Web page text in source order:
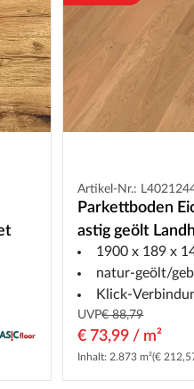
Artikel-Nr.:
Parkettboden
astig geölt
1900 x 189 x
natur-geölt/
Klick-
UVP€ 88,79
€ 73,99 / m²
Inhalt: 2.873 m²(€